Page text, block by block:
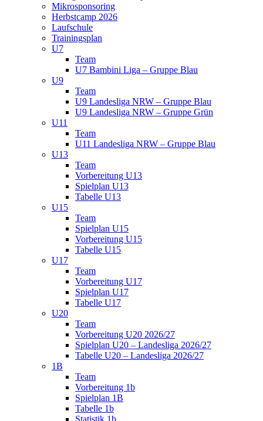
Mikrosponsoring
Herbstcamp 2026
Laufschule
Trainingsplan
U7
Team
U7 Bambini Liga – Gruppe Blau
U9
Team
U9 Landesliga NRW – Gruppe Blau
U9 Landesliga NRW – Gruppe Grün
U11
Team
U11 Landesliga NRW – Gruppe Blau
U13
Team
Vorbereitung U13
Spielplan U13
Tabelle U13
U15
Team
Spielplan U15
Vorbereitung U15
Tabelle U15
U17
Team
Vorbereitung U17
Spielplan U17
Tabelle U17
U20
Team
Vorbereitung U20 2026/27
Spielplan U20 – Landesliga 2026/27
Tabelle U20 – Landesliga 2026/27
1B
Team
Vorbereitung 1b
Spielplan 1B
Tabelle 1b
Statistik 1b